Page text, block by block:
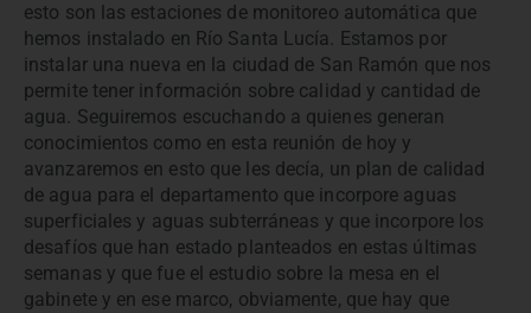
esto son las estaciones de monitoreo automática que
hemos instalado en Río Santa Lucía. Estamos por
instalar una nueva en la ciudad de San Ramón que nos
permite tener información sobre calidad y cantidad de
agua. Seguiremos escuchando a quienes generan
conocimientos como en esta reunión de hoy y
avanzaremos en esto que les decía, un plan de calidad
de agua para el departamento que incorpore aguas
superficiales y aguas subterráneas y que incorpore los
desafíos que han estado planteados en estas últimas
semanas y que fue el estudio sobre la mesa en el
gabinete y en ese marco, obviamente, que hay que